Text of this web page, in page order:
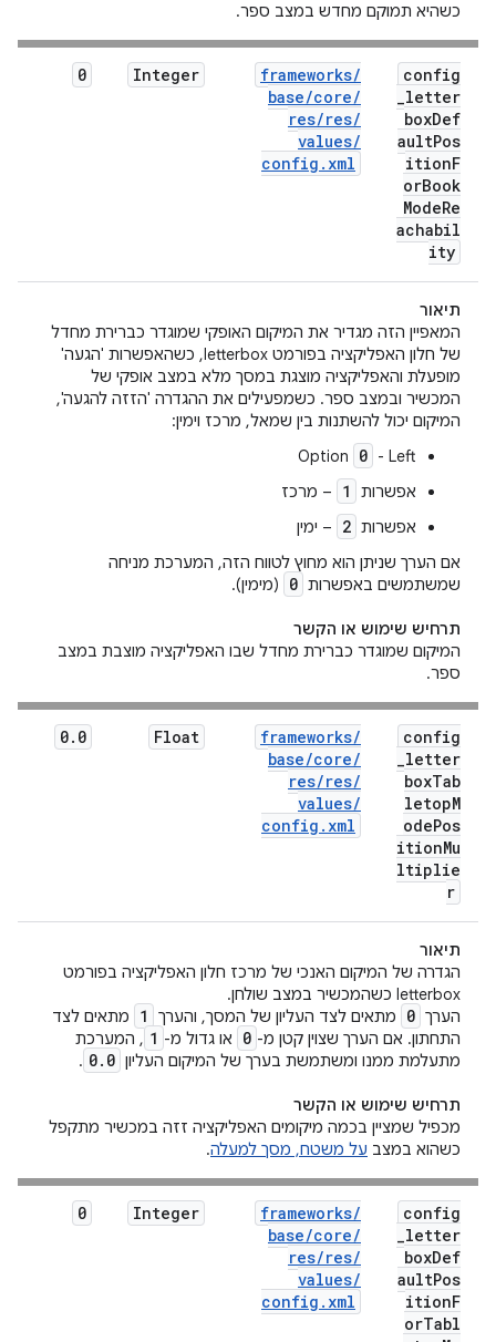
כשהיא תמוקם מחדש במצב ספר.
config
_letter
boxDef
aultPos
itionF
orBook
ModeRe
achabil
ity
frameworks/
base/core/
res/res/
values/
config . xml
Integer
0
תיאור
המאפיין הזה מגדיר את המיקום האופקי שמוגדר כברירת מחדל
של חלון האפליקציה בפורמט letterbox, כשהאפשרות 'הגעה'
מופעלת והאפליקציה מוצגת במסך מלא במצב אופקי של
המכשיר ובמצב ספר. כשמפעילים את ההגדרה 'הזזה להגעה',
המיקום יכול להשתנות בין שמאל, מרכז וימין:
Option
0 - Left
אפשרות
1
– מרכז
אפשרות 2
– ימין
אם הערך שניתן הוא מחוץ לטווח הזה, המערכת מניחה
שמשתמשים באפשרות 0 (מימין).
תרחיש שימוש או הקשר
המיקום שמוגדר כברירת מחדל שבו האפליקציה מוצבת במצב
ספר.
config
_letter
boxTab
letopM
odePos
itionMu
ltiplie
r
frameworks/
base/core/
res/res/
values/
config . xml
Float
0. 0
תיאור
הגדרה של המיקום האנכי של מרכז חלון האפליקציה בפורמט
letterbox כשהמכשיר במצב שולחן.
הערך 0 מתאים לצד העליון של המסך, והערך 1
מתאים לצד
התחתון. אם הערך שצוין קטן מ- 0 או גדול מ- 1 , המערכת
מתעלמת ממנו ומשתמשת בערך של המיקום העליון
0. 0
.
תרחיש שימוש או הקשר
מכפיל שמציין בכמה מיקומים האפליקציה זזה במכשיר מתקפל
כשהוא במצב על משטח, מסך למעלה.
config
_letter
boxDef
aultPos
itionF
orTabl
frameworks/
base/core/
res/res/
values/
config . xml
Integer
0